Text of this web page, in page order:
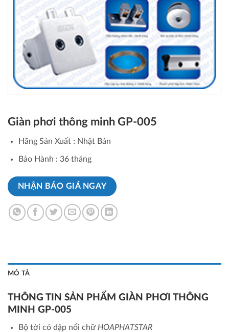
Giàn phơi thông minh GP-005
Hãng Sản Xuất : Nhật Bản
Bảo Hành : 36 tháng
NHẬN BÁO GIÁ NGAY
MÔ TẢ
THÔNG TIN SẢN PHẨM GIÀN PHƠI THÔNG
MINH GP-005
Bộ tời có dập nổi chữ HOAPHATSTAR